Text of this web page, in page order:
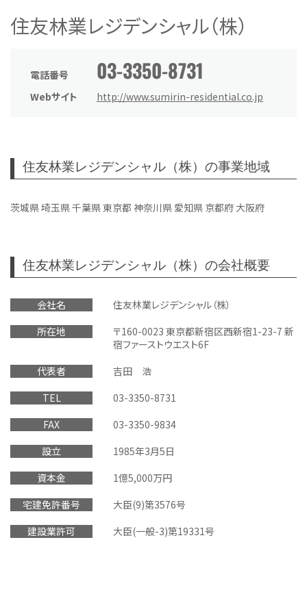
住友林業レジデンシャル（株）
電話番号 03-3350-8731
Webサイト http://www.sumirin-residential.co.jp
住友林業レジデンシャル（株）の事業地域
茨城県 埼玉県 千葉県 東京都 神奈川県 愛知県 京都府 大阪府
住友林業レジデンシャル（株）の会社概要
会社名
住友林業レジデンシャル（株）
所在地
〒160-0023 東京都新宿区西新宿1-23-7 新
宿ファーストウエスト6F
代表者
吉田 浩
TEL
03-3350-8731
FAX
03-3350-9834
設立
1985年3月5日
資本金
1億5,000万円
宅建免許番号
大臣(9)第3576号
建設業許可
大臣(一般-3)第19331号